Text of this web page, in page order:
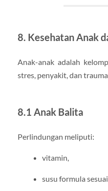
8. Kesehatan Anak
Anak-anak adalah
stres, penyakit, dan
8.1 Anak Balita
Perlindungan meliputi:
vitamin,
susu formula